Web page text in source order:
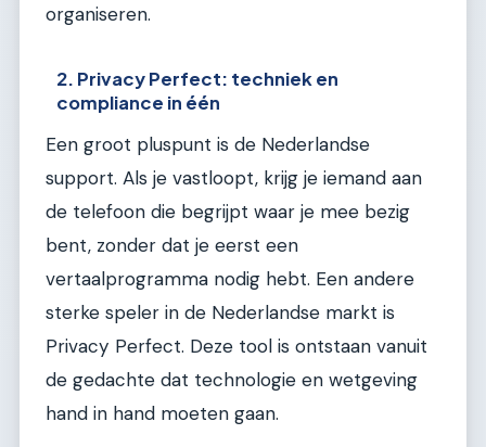
organiseren.
2. Privacy Perfect: techniek en
compliance in één
Een groot pluspunt is de Nederlandse
support. Als je vastloopt, krijg je iemand aan
de telefoon die begrijpt waar je mee bezig
bent, zonder dat je eerst een
vertaalprogramma nodig hebt. Een andere
sterke speler in de Nederlandse markt is
Privacy Perfect. Deze tool is ontstaan vanuit
de gedachte dat technologie en wetgeving
hand in hand moeten gaan.